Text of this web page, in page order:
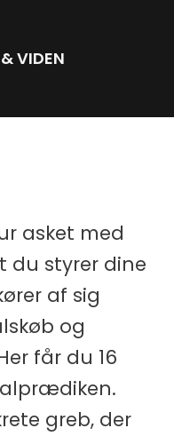
VIDEN
asket med
du styrer dine
af sig
og
får du 16
greb, der